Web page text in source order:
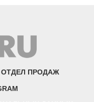
ОТДЕЛ ПРОДАЖ